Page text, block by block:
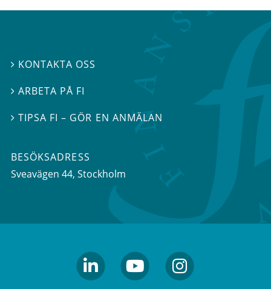
 KONTAKTA OSS
 ARBETA PÅ FI
TIPSA FI – GÖR EN ANMÄLAN
BESÖKSADRESS
Sveavägen 44, Stockholm